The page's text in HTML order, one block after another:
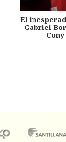
El
Gabriel